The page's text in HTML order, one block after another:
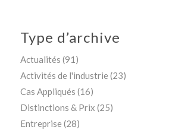
Type d’archive
Actualités (91)
Activités de l'industrie (23)
Cas Appliqués (16)
Distinctions & Prix (25)
Entreprise (28)